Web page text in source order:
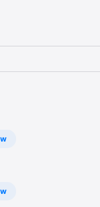
실 수 있습니다.